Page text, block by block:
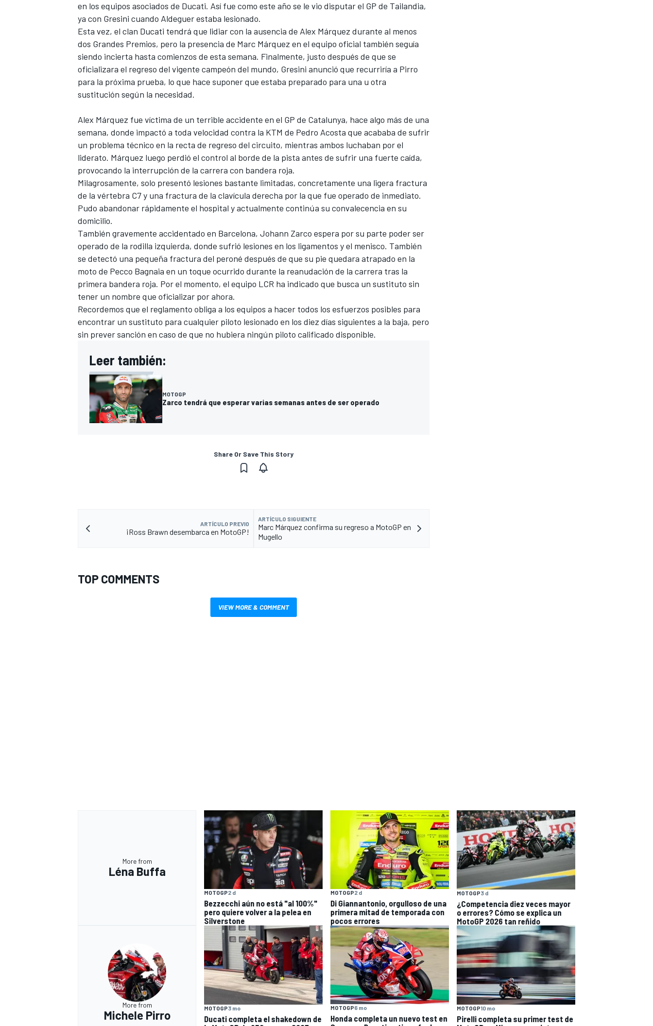
en los equipos asociados de Ducati. Así fue como este año se le vio disputar el GP de Tailandia,
ya con Gresini cuando Aldeguer estaba lesionado.
Esta vez, el clan Ducati tendrá que lidiar con la ausencia de Alex Márquez durante al menos
dos Grandes Premios, pero la presencia de Marc Márquez en el equipo oficial también seguía
siendo incierta hasta comienzos de esta semana. Finalmente, justo después de que se
oficializara el regreso del vigente campeón del mundo, Gresini anunció que recurriría a Pirro
para la próxima prueba, lo que hace suponer que estaba preparado para una u otra
sustitución según la necesidad.
Alex Márquez fue víctima de un terrible accidente en el GP de Catalunya, hace algo más de una
semana, donde impactó a toda velocidad contra la KTM de Pedro Acosta que acababa de sufrir
un problema técnico en la recta de regreso del circuito, mientras ambos luchaban por el
liderato. Márquez luego perdió el control al borde de la pista antes de sufrir una fuerte caída,
provocando la interrupción de la carrera con bandera roja.
Milagrosamente, solo presentó lesiones bastante limitadas, concretamente una ligera fractura
de la vértebra C7 y una fractura de la clavícula derecha por la que fue operado de inmediato.
Pudo abandonar rápidamente el hospital y actualmente continúa su convalecencia en su
domicilio.
También gravemente accidentado en Barcelona, Johann Zarco espera por su parte poder ser
operado de la rodilla izquierda, donde sufrió lesiones en los ligamentos y el menisco. También
se detectó una pequeña fractura del peroné después de que su pie quedara atrapado en la
moto de Pecco Bagnaia en un toque ocurrido durante la reanudación de la carrera tras la
primera bandera roja. Por el momento, el equipo LCR ha indicado que busca un sustituto sin
tener un nombre que oficializar por ahora.
Recordemos que el reglamento obliga a los equipos a hacer todos los esfuerzos posibles para
encontrar un sustituto para cualquier piloto lesionado en los diez días siguientes a la baja, pero
sin prever sanción en caso de que no hubiera ningún piloto calificado disponible.
Leer también:
MOTOGP
Zarco tendrá que esperar varias semanas antes de ser operado
Share Or Save This Story
ARTÍCULO PREVIO
¡Ross Brawn desembarca en MotoGP!
ARTÍCULO SIGUIENTE
Marc Márquez confirma su regreso a MotoGP en
Mugello
TOP COMMENTS
VIEW MORE & COMMENT
More from
Léna Buffa
MOTOGP2 d
Bezzecchi aún no está "al 100%"
pero quiere volver a la pelea en
Silverstone
MOTOGP2 d
Di Giannantonio, orgulloso de una
primera mitad de temporada con
pocos errores
MOTOGP3 d
¿Competencia diez veces mayor
o errores? Cómo se explica un
MotoGP 2026 tan reñido
More from
Michele Pirro
MOTOGP3 mo
Ducati completa el shakedown de
MOTOGP6 mo
Honda completa un nuevo test en
MOTOGP10 mo
Pirelli completa su primer test de